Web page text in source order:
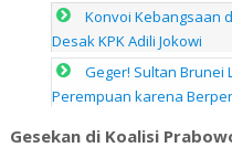
Konvoi Kebangsaan
Desak KPK Adili Jokowi
Geger! Sultan Brunei
Perempuan karena
Gesekan di Koalisi